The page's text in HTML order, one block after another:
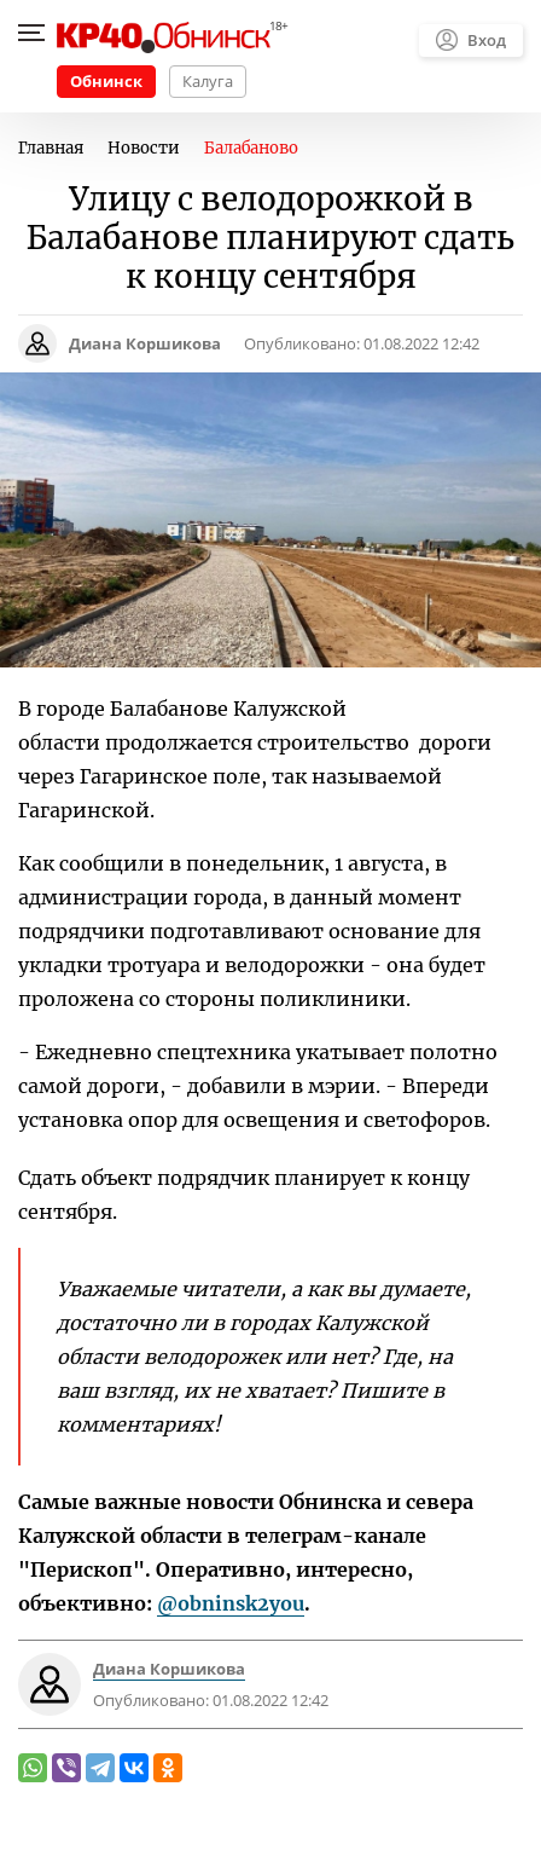
Обнинск Калуга
Вход
Главная Новости Балабаново
Улицу с велодорожкой в
Балабанове планируют сдать
к концу сентября
Диана Коршикова Опубликовано:01.08.2022 12:42
В городе Балабанове Калужской
области продолжается строительство дороги
через Гагаринское поле, так называемой
Гагаринской.
Как сообщили в понедельник, 1 августа, в
администрации города, в данный момент
подрядчики подготавливают основание для
укладки тротуара и велодорожки - она будет
проложена со стороны поликлиники.
- Ежедневно спецтехника укатывает полотно
самой дороги, - добавили в мэрии. - Впереди
установка опор для освещения и светофоров.
Сдать объект подрядчик планирует к концу
сентября.
Уважаемые читатели, а как вы думаете,
достаточно ли в городах Калужской
области велодорожек или нет? Где, на
ваш взгляд, их не хватает? Пишите в
комментариях!
Самые важные новости Обнинска и севера
Калужской области в телеграм-канале
"Перископ". Оперативно, интересно,
объективно: @obninsk2you.
Диана Коршикова
Опубликовано:01.08.2022 12:42